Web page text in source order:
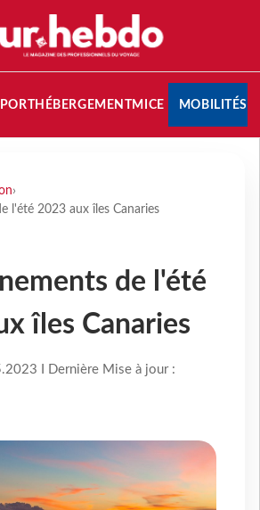
HÉBERGEMENTMICE MOBILITÉS
›
l'été 2023 aux îles Canaries
de l'été
îles Canaries
I Dernière Mise à jour :